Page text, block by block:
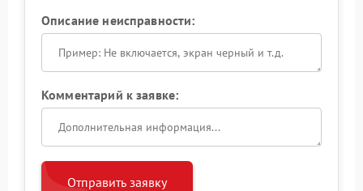
Описание неисправности:
Комментарий к заявке:
Отправить заявку